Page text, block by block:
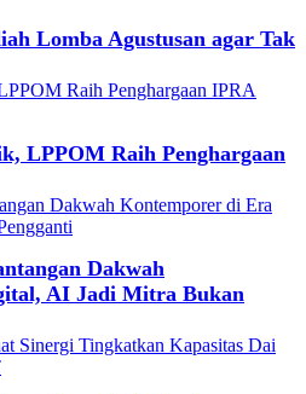
Lomba Agustusan agar Tak
LPPOM Raih Penghargaan
Dakwah
AI Jadi Mitra Bukan